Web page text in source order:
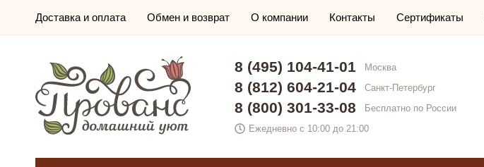
Доставка и оплата Обмен и возврат О компании Контакты Сертификаты
8 (495) 104-41-01 Москва
8 (812) 604-21-04 Санкт-Петербург
8 (800) 301-33-08
Бесплатно по России
Ежедневно с 10:00 до 21:00